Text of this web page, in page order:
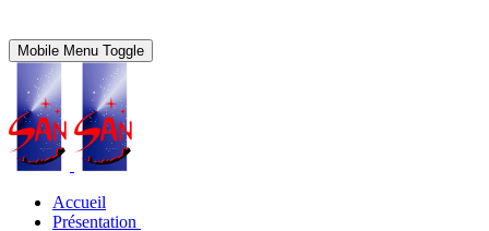
Mobile Menu Toggle
Accueil
Présentation